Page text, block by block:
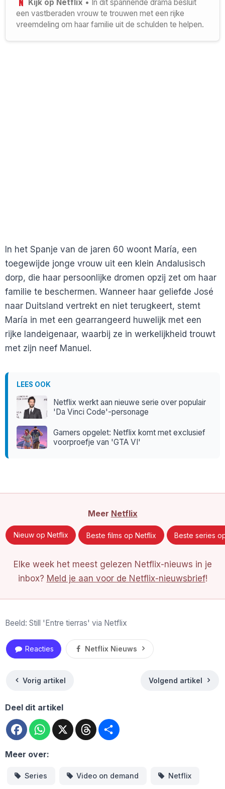
Kijk op Netflix • In dit spannende drama besluit
een vastberaden vrouw te trouwen met een rijke
vreemdeling om haar familie uit de schulden te helpen.
In het Spanje van de jaren 60 woont María, een
toegewijde jonge vrouw uit een klein Andalusisch
dorp, die haar persoonlijke dromen opzij zet om haar
familie te beschermen. Wanneer haar geliefde José
naar Duitsland vertrekt en niet terugkeert, stemt
María in met een gearrangeerd huwelijk met een
rijke landeigenaar, waarbij ze in werkelijkheid trouwt
met zijn neef Manuel.
LEES OOK
Netflix werkt aan nieuwe serie over populair
'Da Vinci Code'-personage
Gamers opgelet: Netflix komt met exclusief
voorproefje van 'GTA VI'
Meer Netflix
Nieuw op Netflix Beste films op Netflix Beste series
Elke week het meest gelezen Netflix-nieuws in je
inbox? Meld je aan voor de Netflix-nieuwsbrief!
Beeld: Still 'Entre tierras' via Netflix
Reacties Netflix Nieuws
Vorig artikel Volgend artikel
Deel dit artikel
FacebookWhatsApp
X Threads
Meer over:
Series Video on demand Netflix